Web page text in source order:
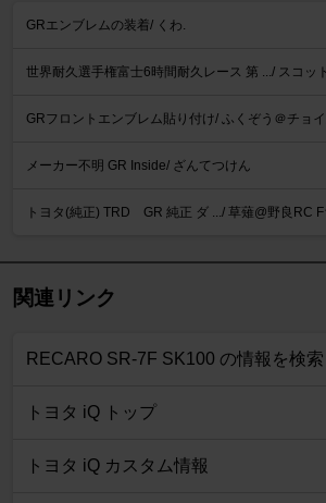
GRエンブレムの装着/ くわ.
世界耐久選手権富士6時間耐久レース 第 .../ スコッ
GRフロントエンブレム貼り付け/ ふくぞう＠チョ
メーカー不明 GR Inside/ ざんてつけん
トヨタ(純正) TRD GR 純正 ダ .../ 草薙@野良RC F
関連リンク
RECARO SR-7F SK100 の情報を検索
トヨタ iQ トップ
トヨタ iQ カスタム情報